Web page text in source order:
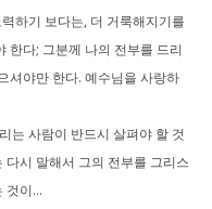
하기 보다는, 더 거룩해지기를
한다; 그분께 나의 전부를 드리
셔야만 한다. 예수님을 사랑하
는 사람이 반드시 살펴야 할 것
시 말해서 그의 전부를 그리스
것이...